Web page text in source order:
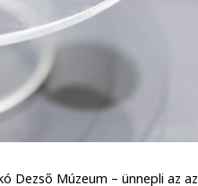
Dezső Múzeum – ünnepli az az